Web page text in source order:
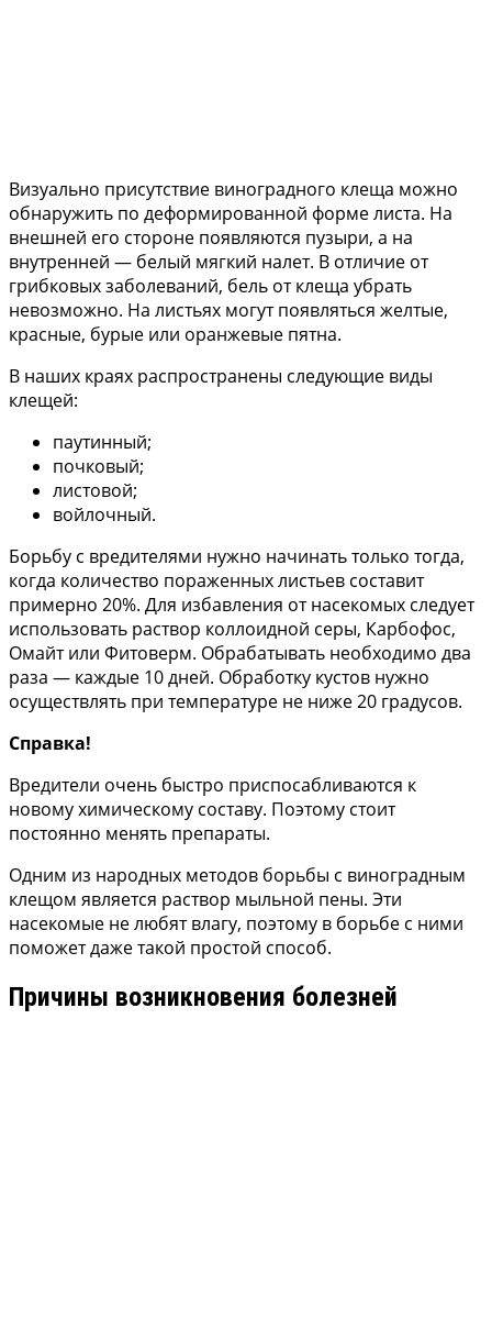
Визуально присутствие виноградного клеща можно
обнаружить по деформированной форме листа. На
внешней его стороне появляются пузыри, а на
внутренней — белый мягкий налет. В отличие от
грибковых заболеваний, бель от клеща убрать
невозможно. На листьях могут появляться желтые,
красные, бурые или оранжевые пятна.
В наших краях распространены следующие виды
клещей:
паутинный;
почковый;
листовой;
войлочный.
Борьбу с вредителями нужно начинать только тогда,
когда количество пораженных листьев составит
примерно 20%. Для избавления от насекомых следует
использовать раствор коллоидной серы, Карбофос,
Омайт или Фитоверм. Обрабатывать необходимо два
раза — каждые 10 дней. Обработку кустов нужно
осуществлять при температуре не ниже 20 градусов.
Справка!
Вредители очень быстро приспосабливаются к
новому химическому составу. Поэтому стоит
постоянно менять препараты.
Одним из народных методов борьбы с виноградным
клещом является раствор мыльной пены. Эти
насекомые не любят влагу, поэтому в борьбе с ними
поможет даже такой простой способ.
Причины возникновения болезней